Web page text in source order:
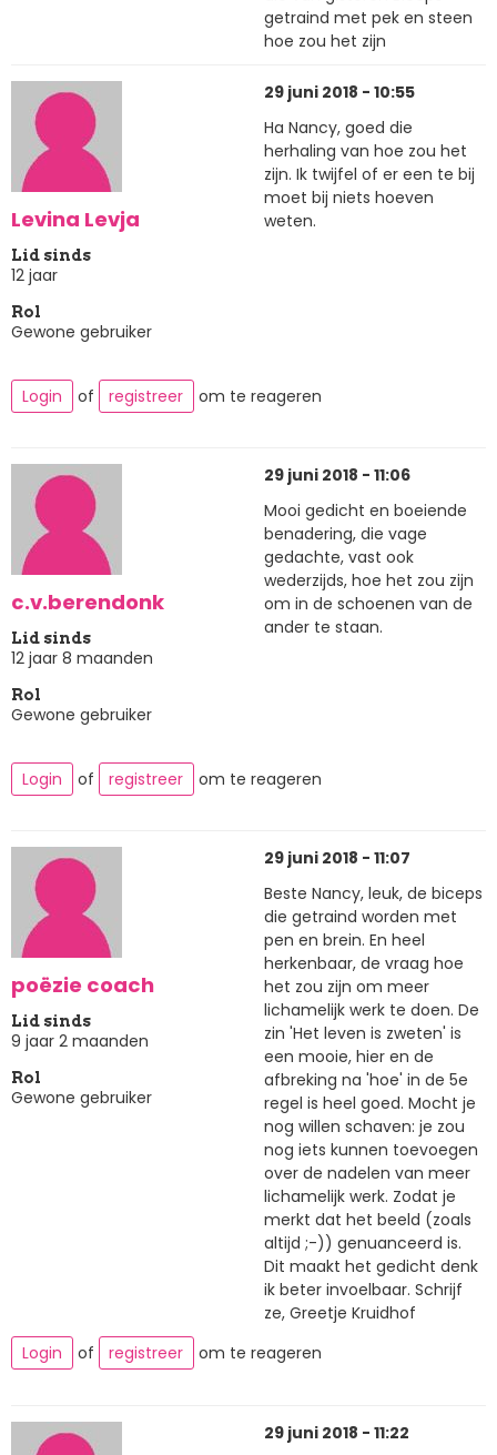
getraind met pek en steen
hoe zou het zijn
Levina Levja
Lid sinds
12 jaar
Rol
Gewone gebruiker
29 juni 2018 - 10:55
Ha Nancy, goed die
herhaling van hoe zou het
zijn. Ik twijfel of er een te bij
moet bij niets hoeven
weten.
Login of registreer om te reageren
c.v.berendonk
Lid sinds
12 jaar 8 maanden
Rol
Gewone gebruiker
29 juni 2018 - 11:06
Mooi gedicht en boeiende
benadering, die vage
gedachte, vast ook
wederzijds, hoe het zou zijn
om in de schoenen van de
ander te staan.
Login of registreer om te reageren
poëzie coach
Lid sinds
9 jaar 2 maanden
Rol
Gewone gebruiker
29 juni 2018 - 11:07
Beste Nancy, leuk, de biceps
die getraind worden met
pen en brein. En heel
herkenbaar, de vraag hoe
het zou zijn om meer
lichamelijk werk te doen. De
zin 'Het leven is zweten' is
een mooie, hier en de
afbreking na 'hoe' in de 5e
regel is heel goed. Mocht je
nog willen schaven: je zou
nog iets kunnen toevoegen
over de nadelen van meer
lichamelijk werk. Zodat je
merkt dat het beeld (zoals
altijd ;-)) genuanceerd is.
Dit maakt het gedicht denk
ik beter invoelbaar. Schrijf
ze, Greetje Kruidhof
Login
of registreer om te reageren
29 juni 2018 - 11:22